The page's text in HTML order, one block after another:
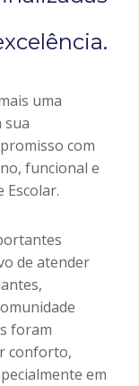
uma
sua
com
funcional e
Escolar.
de atender
foram
conforto,
em